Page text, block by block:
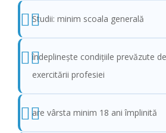
Studii: minim scoala generală
îndeplinește condițiile prevăzute
exercitării profesiei
are vârsta minim 18 ani împlinită